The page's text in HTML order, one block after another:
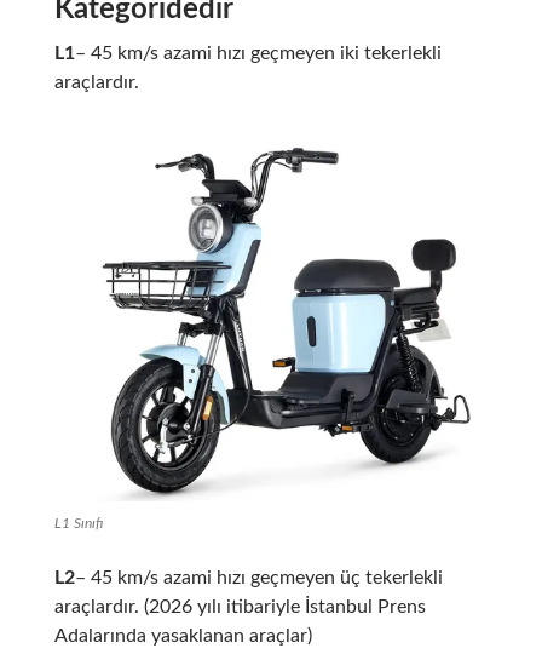
Kategoridedir
L1– 45 km/s azami hızı geçmeyen iki tekerlekli
araçlardır.
L1 Sınıfı
L2– 45 km/s azami hızı geçmeyen üç tekerlekli
araçlardır. (2026 yılı itibariyle İstanbul Prens
Adalarında yasaklanan araçlar)